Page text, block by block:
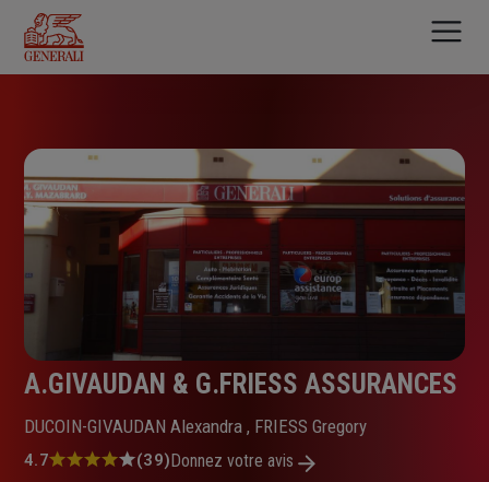
contenu
principal
A.GIVAUDAN & G.FRIESS ASSURANCES
DUCOIN-GIVAUDAN Alexandra , FRIESS Gregory
Note
4.7 (39)Donnez votre avis